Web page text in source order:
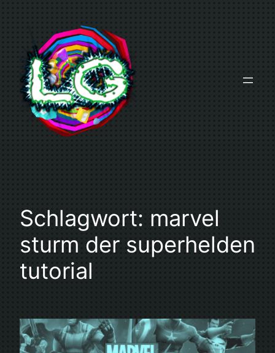
springen
Schlagwort: marvel
sturm der superhelden
tutorial